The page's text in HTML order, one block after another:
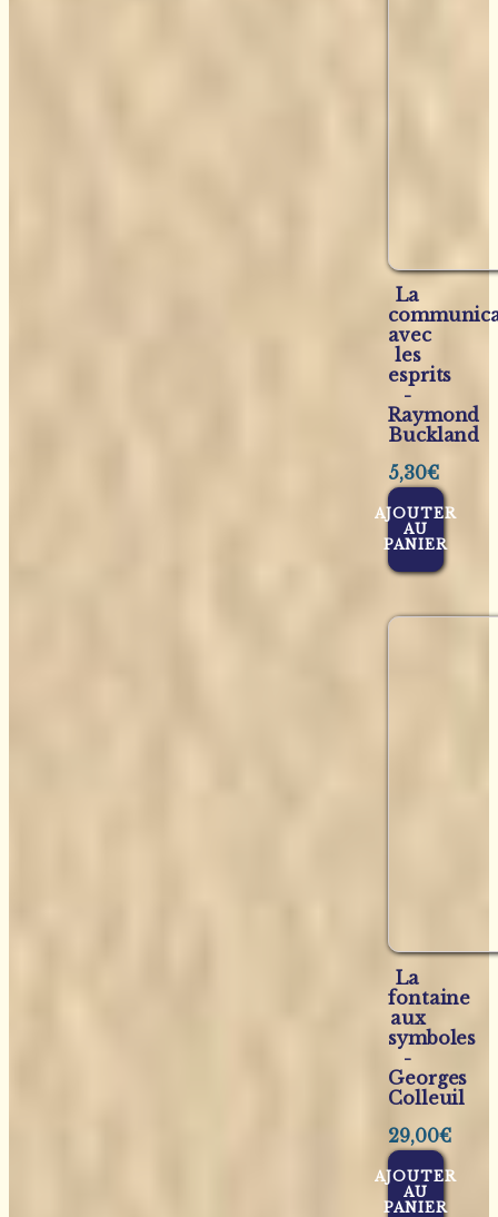
La
avec
les
esprits
-
Raymond
Buckland
5,30€
AJOUTER
AU
PANIER
La
fontaine
aux
symboles
-
Georges
Colleuil
29,00€
AJOUTER
AU
PANIER